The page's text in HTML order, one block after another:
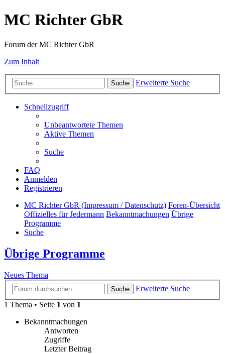
MC Richter GbR
Forum der MC Richter GbR
Zum Inhalt
Suche Erweiterte Suche
Schnellzugriff
Unbeantwortete Themen
Aktive Themen
Suche
FAQ
Anmelden
Registrieren
MC Richter GbR (Impressum / Datenschutz) Foren-Übersicht
Offizielles für Jedermann Bekanntmachungen Übrige
Programme
Suche
Übrige Programme
Neues Thema
Suche
Erweiterte Suche
1 Thema • Seite 1 von 1
Bekanntmachungen
Antworten
Zugriffe
Letzter Beitrag